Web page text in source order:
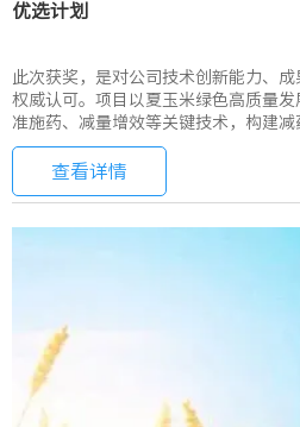
优选计划
此次获奖，是对公司技术创新能力、
权威认可。项目以夏玉米绿色高质量
准施药、减量增效等关键技术，构建
技术模式
查看详情